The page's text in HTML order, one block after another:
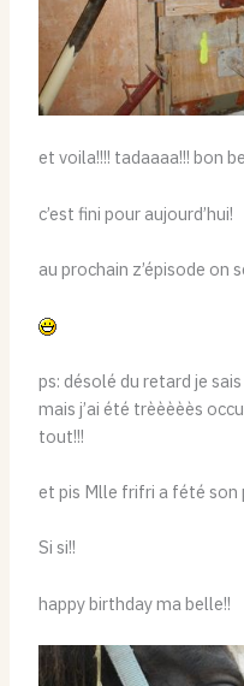
et voila!!!! tadaaaa!!! bon
c’est fini pour aujourd’hui!
au prochain z’épisode on
ps: désolé du retard je
mais j’ai été trèèèèès
tout!!!
et pis Mlle frifri a fété son
Si si!!
happy birthday ma belle!!